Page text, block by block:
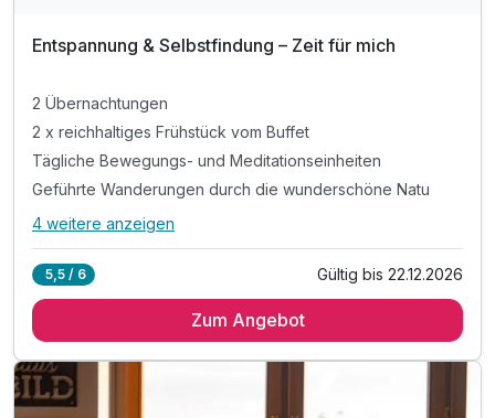
Entspannung & Selbstfindung – Zeit für mich
2 Übernachtungen
2 x reichhaltiges Frühstück vom Buffet
Tägliche Bewegungs- und Meditationseinheiten
Geführte Wanderungen durch die wunderschöne Natu
Alle Inklusivleistungen
2 x reichhaltiges Frühstück vom Buffet
Geführte Wanderungen durch die wunderschöne Natu
Einzel-Coaching zur Selbstreflexion + Zielsetzung
4 weitere anzeigen
5,5 / 6 Gültig bis 22.12.2026
Zum Angebot